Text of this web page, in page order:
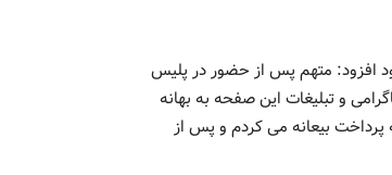
افزود: متهم پس از حضور در پلیس
و تبلیغات این صفحه به بهانه
پرداخت بیعانه می کردم و پس از